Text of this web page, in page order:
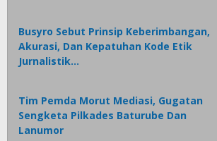
Busyro Sebut Prinsip Keberimbangan,
Akurasi, Dan Kepatuhan Kode Etik
Jurnalistik…
Tim Pemda Morut Mediasi, Gugatan
Sengketa Pilkades Baturube Dan
Lanumor